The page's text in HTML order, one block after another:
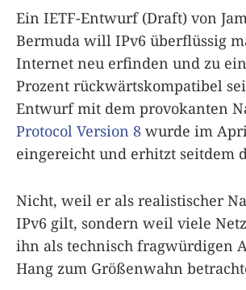
Ein IETF-Entwurf (Draft) von
Bermuda will IPv6 überflüssig
Internet neu erfinden und zu
Prozent rückwärtskompatibel
Entwurf mit dem provokanten
Protocol Version 8 wurde im
eingereicht und erhitzt seitdem
Nicht, weil er als realistischer
IPv6 gilt, sondern weil viele
ihn als technisch fragwürdigen
Hang zum Größenwahn